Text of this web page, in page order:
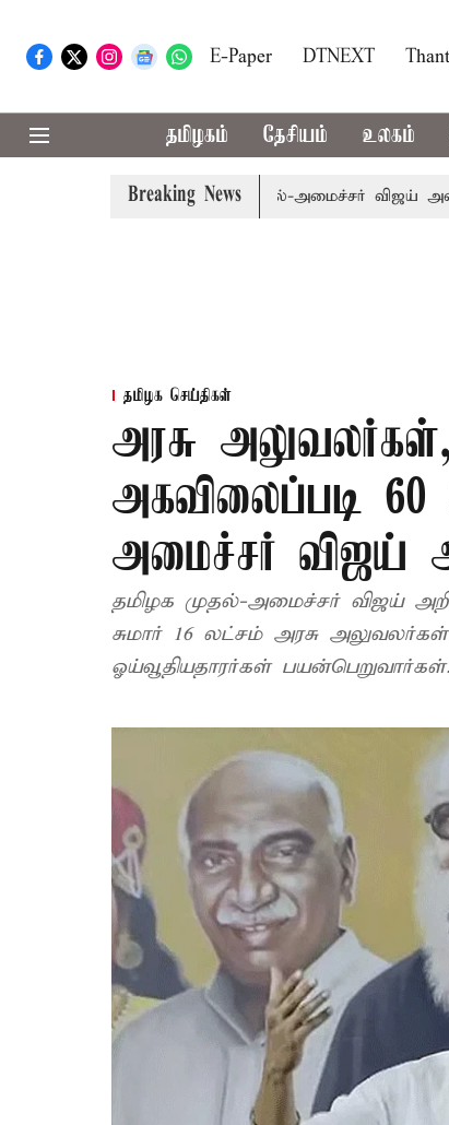
E-Paper DTNEXT
தமிழகம் தேசியம் உலகம்
Breaking News
கூட்டத்துக்கு முதல்-அமைச்சர் விஜய் அழைப்பு
தமிழக செய்திகள்
அரசு அலுவலர்கள்,
அகவிலைப்படி
அமைச்சர் விஜய்
தமிழக முதல்-அமைச்சர் விஜய்
சுமார் 16 லட்சம் அரசு
ஓய்வூதியதாரர்கள் பயன்பெறுவார்கள்.